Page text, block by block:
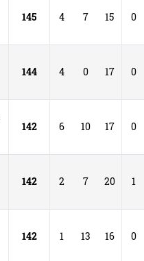
145 4 7 15 0
144 4 0 17 0
142 6 10 17 0
142 2 7 20 1
142 1 13 16 0